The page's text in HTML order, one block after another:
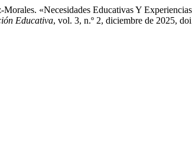
«Necesidades Educativas Y
Educativa, vol. 3, n.º 2, diciembre de 2025,